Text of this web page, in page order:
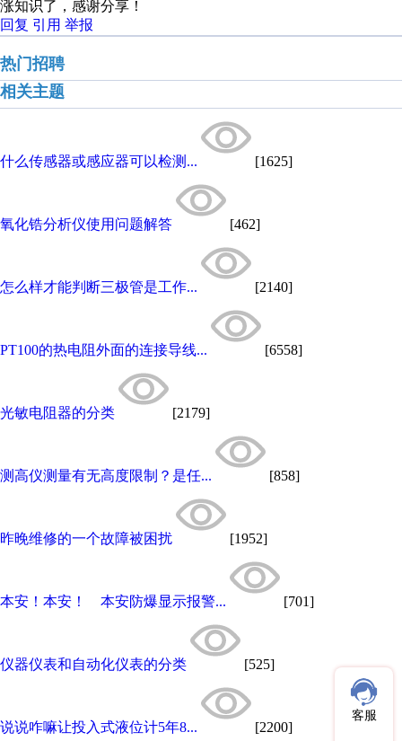
涨知识了，感谢分享！
回复 引用 举报
热门招聘
相关主题
什么传感器或感应器可以检测... [1625]
氧化锆分析仪使用问题解答 [462]
怎么样才能判断三极管是工作... [2140]
PT100的热电阻外面的连接导线... [6558]
光敏电阻器的分类 [2179]
测高仪测量有无高度限制？是任... [858]
昨晚维修的一个故障被困扰 [1952]
本安！本安！ 本安防爆显示报警... [701]
仪器仪表和自动化仪表的分类 [525]
说说咋嘛让投入式液位计5年8... [2200]
客服